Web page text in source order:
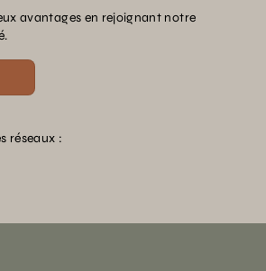
avantages en rejoignant notre
réseaux :